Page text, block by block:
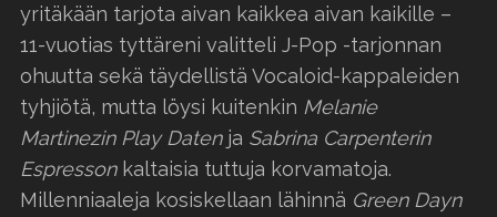
yritäkään tarjota aivan kaikkea aivan kaikille –
11-vuotias tyttäreni valitteli J-Pop -tarjonnan
ohuutta sekä täydellistä Vocaloid-kappaleiden
tyhjiötä, mutta löysi kuitenkin Melanie
Martinezin Play Datenja Sabrina Carpenterin
Espressonkaltaisia tuttuja korvamatoja.
Millenniaaleja kosiskellaan lähinnä Green Dayn